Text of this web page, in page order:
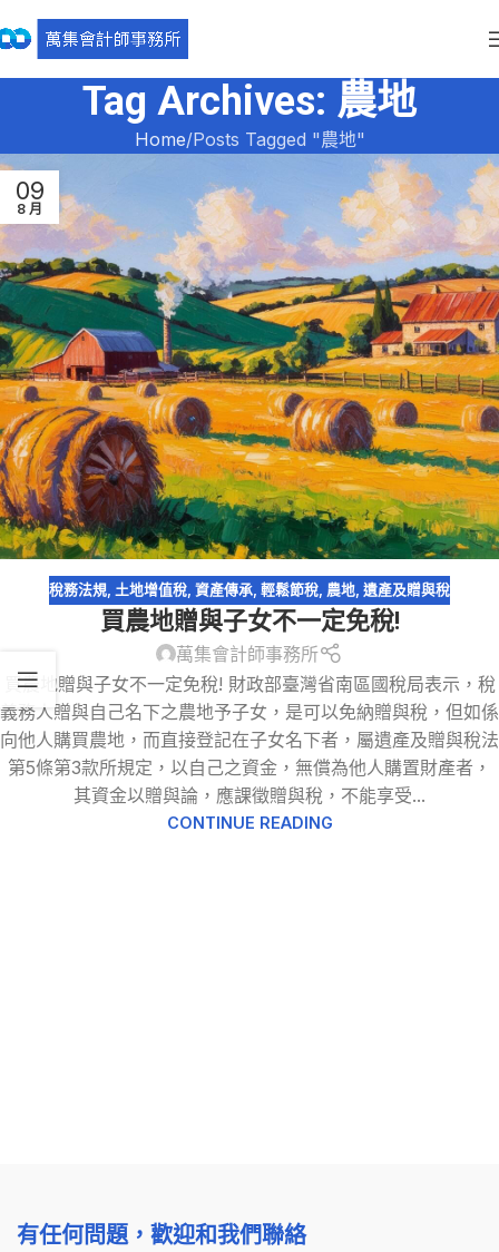
Tag Archives: 農地
Home Posts Tagged "農地"
09
8 月
稅務法規, 土地增值稅, 資產傳承, 輕鬆節稅, 農地, 遺產及贈與稅
買農地贈與子女不一定免稅!
萬集會計師事務所
買農地贈與子女不一定免稅! 財政部臺灣省南區國稅局表示，稅
義務人贈與自己名下之農地予子女，是可以免納贈與稅，但如係
向他人購買農地，而直接登記在子女名下者，屬遺產及贈與稅法
第5條第3款所規定，以自己之資金，無償為他人購置財產者，
其資金以贈與論，應課徵贈與稅，不能享受...
CONTINUE READING
有任何問題，歡迎和我們聯絡